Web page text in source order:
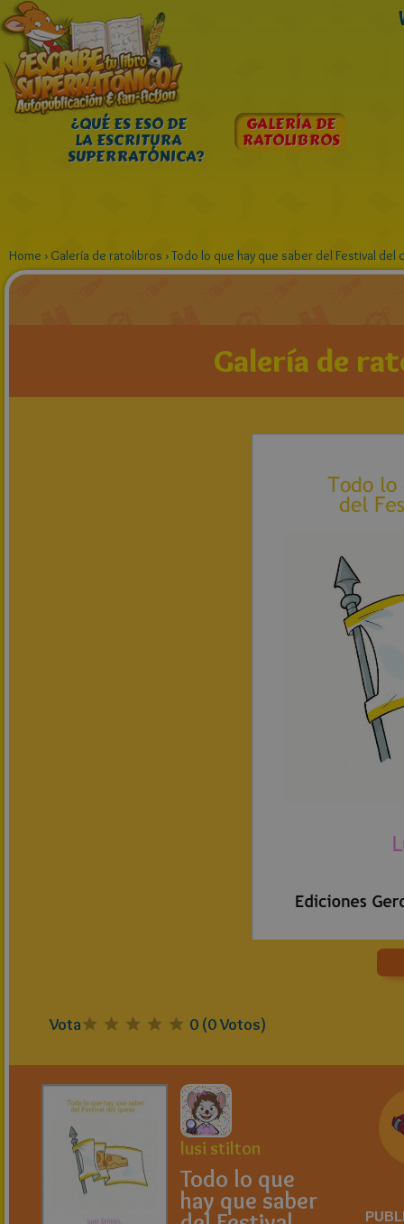
¿QUÉ ES ESO DE
LA ESCRITURA
SUPERRATÓNICA?
GALERÍA DE
RATOLIBROS
Home › Galería de ratolibros ›Todo lo que hay que saber del Festival del
Galería de
Vota 0 (0Votos)
lusi stilton
Todo lo que
hay que saber